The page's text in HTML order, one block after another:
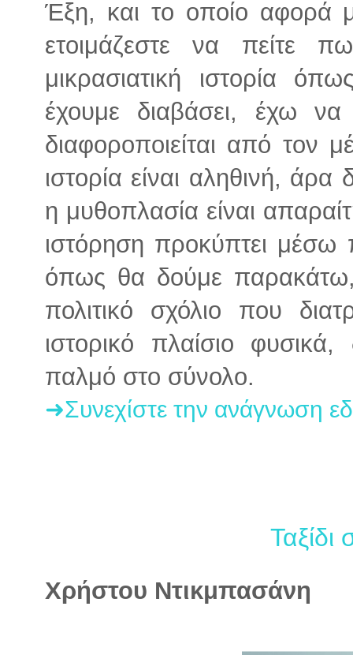
Έξη, και το οποίο αφορά
ετοιμάζεστε να πείτε
μικρασιατική ιστορία
έχουμε διαβάσει, έχω
διαφοροποιείται από τον
ιστορία είναι αληθινή,
η μυθοπλασία είναι
ιστόρηση προκύπτει μέσω
όπως θα δούμε παρακάτω,
πολιτικό σχόλιο που
ιστορικό πλαίσιο
παλμό στο σύνολο.
➜Συνεχίστε την ανάγνωση
Ταξίδι
Χρήστου Ντικμπασάνη